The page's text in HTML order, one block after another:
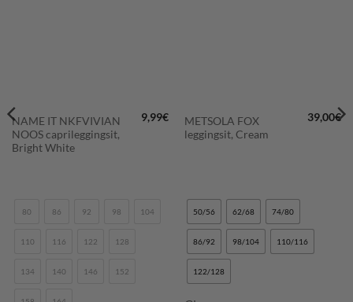
NAME IT NKFVIVIAN
NOOS caprileggingsit,
Bright White
9,99€
80 86 92 98 104
110 116 122 128
134 140 146 152
METSOLA FOX
leggingsit, Cream
39,00€
50/56 62/68 74/80
86/92 98/104 110/116
122/128